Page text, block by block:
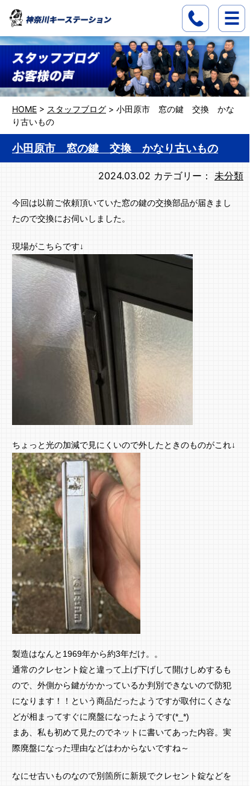
HOME > スタッフブログ > 小田原市 窓の鍵 交換 かな
り古いもの
小田原市 窓の鍵 交換 かなり古いもの
2024.03.02 カテゴリー： 未分類
今回は以前ご依頼頂いていた窓の鍵の交換部品が届きまし
たので交換にお伺いしました。
現場がこちらです↓
ちょっと光の加減で見にくいので外したときのものがこれ↓
製造はなんと1969年から約3年だけ。。
通常のクレセント錠と違って上げ下げして開けしめするも
ので、外側から鍵がかかっているか判別できないので防犯
になります！！という商品だったようですが取付にくさな
どが相まってすぐに廃盤になったようです(*_*)
まあ、私も初めて見たのでネットに書いてあった内容。実
際廃盤になった理由などはわからないですね～
なにせ古いものなので別箇所に新規でクレセント錠などを